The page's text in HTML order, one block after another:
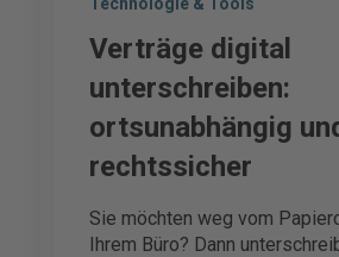
Verträge digital
unterschreiben:
ortsunabhängig
rechtssicher
Sie möchten weg vom
Ihrem Büro? Dann